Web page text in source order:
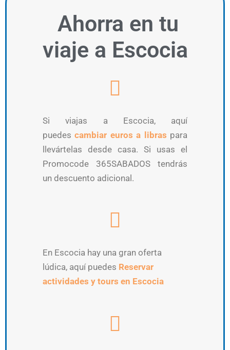
Ahorra en tu
viaje a Escocia
Si viajas a Escocia, aquí
puedescambiar euros a libras para
llevártelas desde casa. Si usas el
Promocode 365SABADOS tendrás
un descuento adicional.
En Escocia hay una gran oferta
lúdica, aquí puedes Reservar
actividades y tours en Escocia